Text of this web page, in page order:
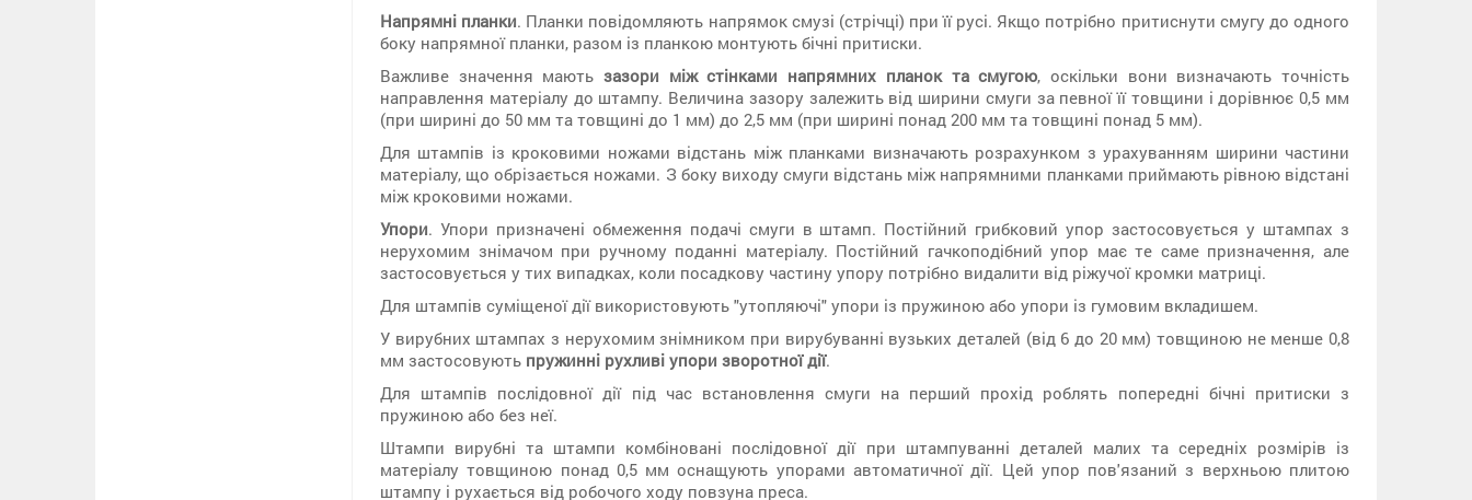
Напрямні планки. Планки повідомляють напрямок смузі (стрічці) при її русі. Якщо потрібно притиснути смугу до одного
боку напрямної планки, разом із планкою монтують бічні притиски.
Важливе значення маютьзазори між стінками напрямних планок та смугою, оскільки вони визначають точність
направлення матеріалу до штампу. Величина зазору залежить від ширини смуги за певної її товщини і дорівнює 0,5 мм
(при ширині до 50 мм та товщині до 1 мм) до 2,5 мм (при ширині понад 200 мм та товщині понад 5 мм).
Для штампів із кроковими ножами відстань між планками визначають розрахунком з урахуванням ширини частини
матеріалу, що обрізається ножами. З боку виходу смуги відстань між напрямними планками приймають рівною відстані
між кроковими ножами.
Упори. Упори призначені обмеження подачі смуги в штамп. Постійний грибковий упор застосовується у штампах з
нерухомим знімачом при ручному поданні матеріалу. Постійний гачкоподібний упор має те саме призначення, але
застосовується у тих випадках, коли посадкову частину упору потрібно видалити від ріжучої кромки матриці.
Для штампів суміщеної дії використовують "утопляючі" упори із пружиною або упори із гумовим вкладишем.
У вирубних штампах з нерухомим знімником при вирубуванні вузьких деталей (від 6 до 20 мм) товщиною не менше 0,8
мм застосовують пружинні рухливі упори зворотної дії.
Для штампів послідовної дії під час встановлення смуги на перший прохід роблять попередні бічні притиски з
пружиною або без неї.
Штампи вирубні та штампи комбіновані послідовної дії при штампуванні деталей малих та середніх розмірів із
матеріалу товщиною понад 0,5 мм оснащують упорами автоматичної дії. Цей упор пов'язаний з верхньою плитою
штампу і рухається від робочого ходу повзуна преса.